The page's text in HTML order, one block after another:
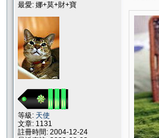
最愛: 娜+莫+財+寶
等級: 天使
文章: 1131
註冊時間: 2004-12-24